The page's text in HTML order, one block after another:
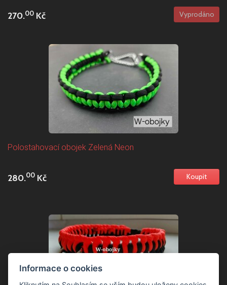
270.00 Kč
Polostahovací obojek Zelená Neon
280.00 Kč
Informace o cookies